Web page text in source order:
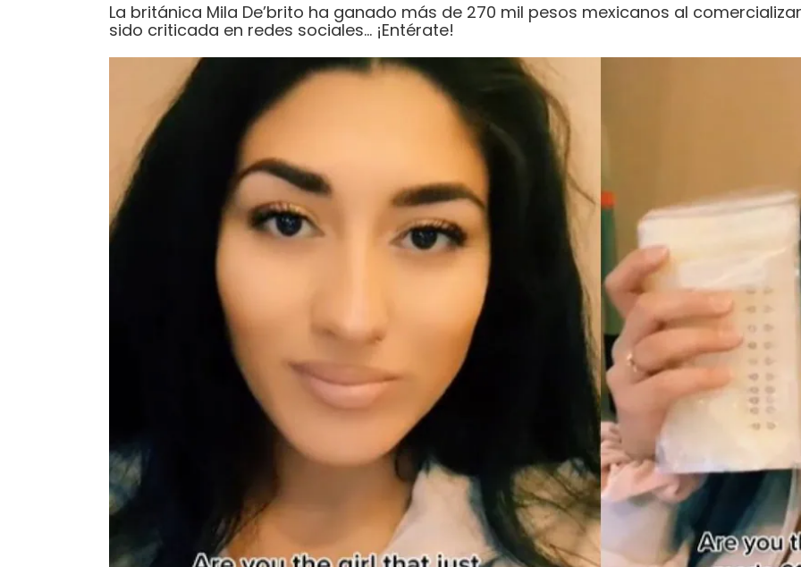
La británica Mila De’brito ha ganado más de 270 mil pesos mexicanos al
sido criticada en redes sociales… ¡Entérate!